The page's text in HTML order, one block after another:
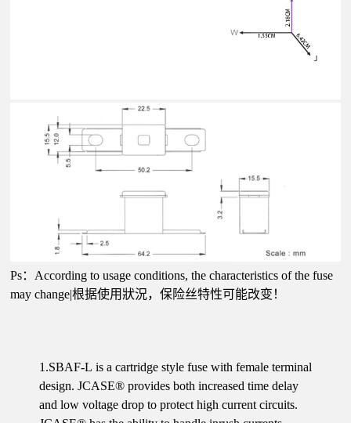
Ps：According to usage conditions, the characteristics of the fuse
may change|根据使用狀況，保险丝特性可能改变！
1.SBAF-L is a cartridge style fuse with female terminal
design. JCASE® provides both increased time delay
and low voltage drop to protect high current circuits.